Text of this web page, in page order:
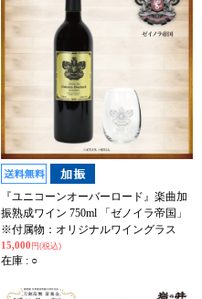
『ユニコーンオーバーロード』楽曲加
振熟成ワイン 750ml 「ゼノイラ帝国」
※付属物：オリジナルワイングラス
15,000 円(税込)
在庫 : ○